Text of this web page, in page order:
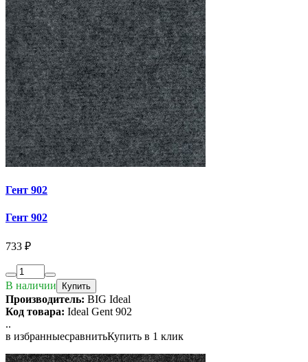
Гент 902
Гент 902
733 ₽
В наличии Купить
Производитель: BIG Ideal
Код товара: Ideal Gent 902
..
в избранныесравнитьКупить в 1 клик